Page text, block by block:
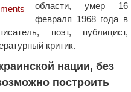
области, умер 16
февраля 1968 года в
поэт, публицист,
критик.
нации, без
построить